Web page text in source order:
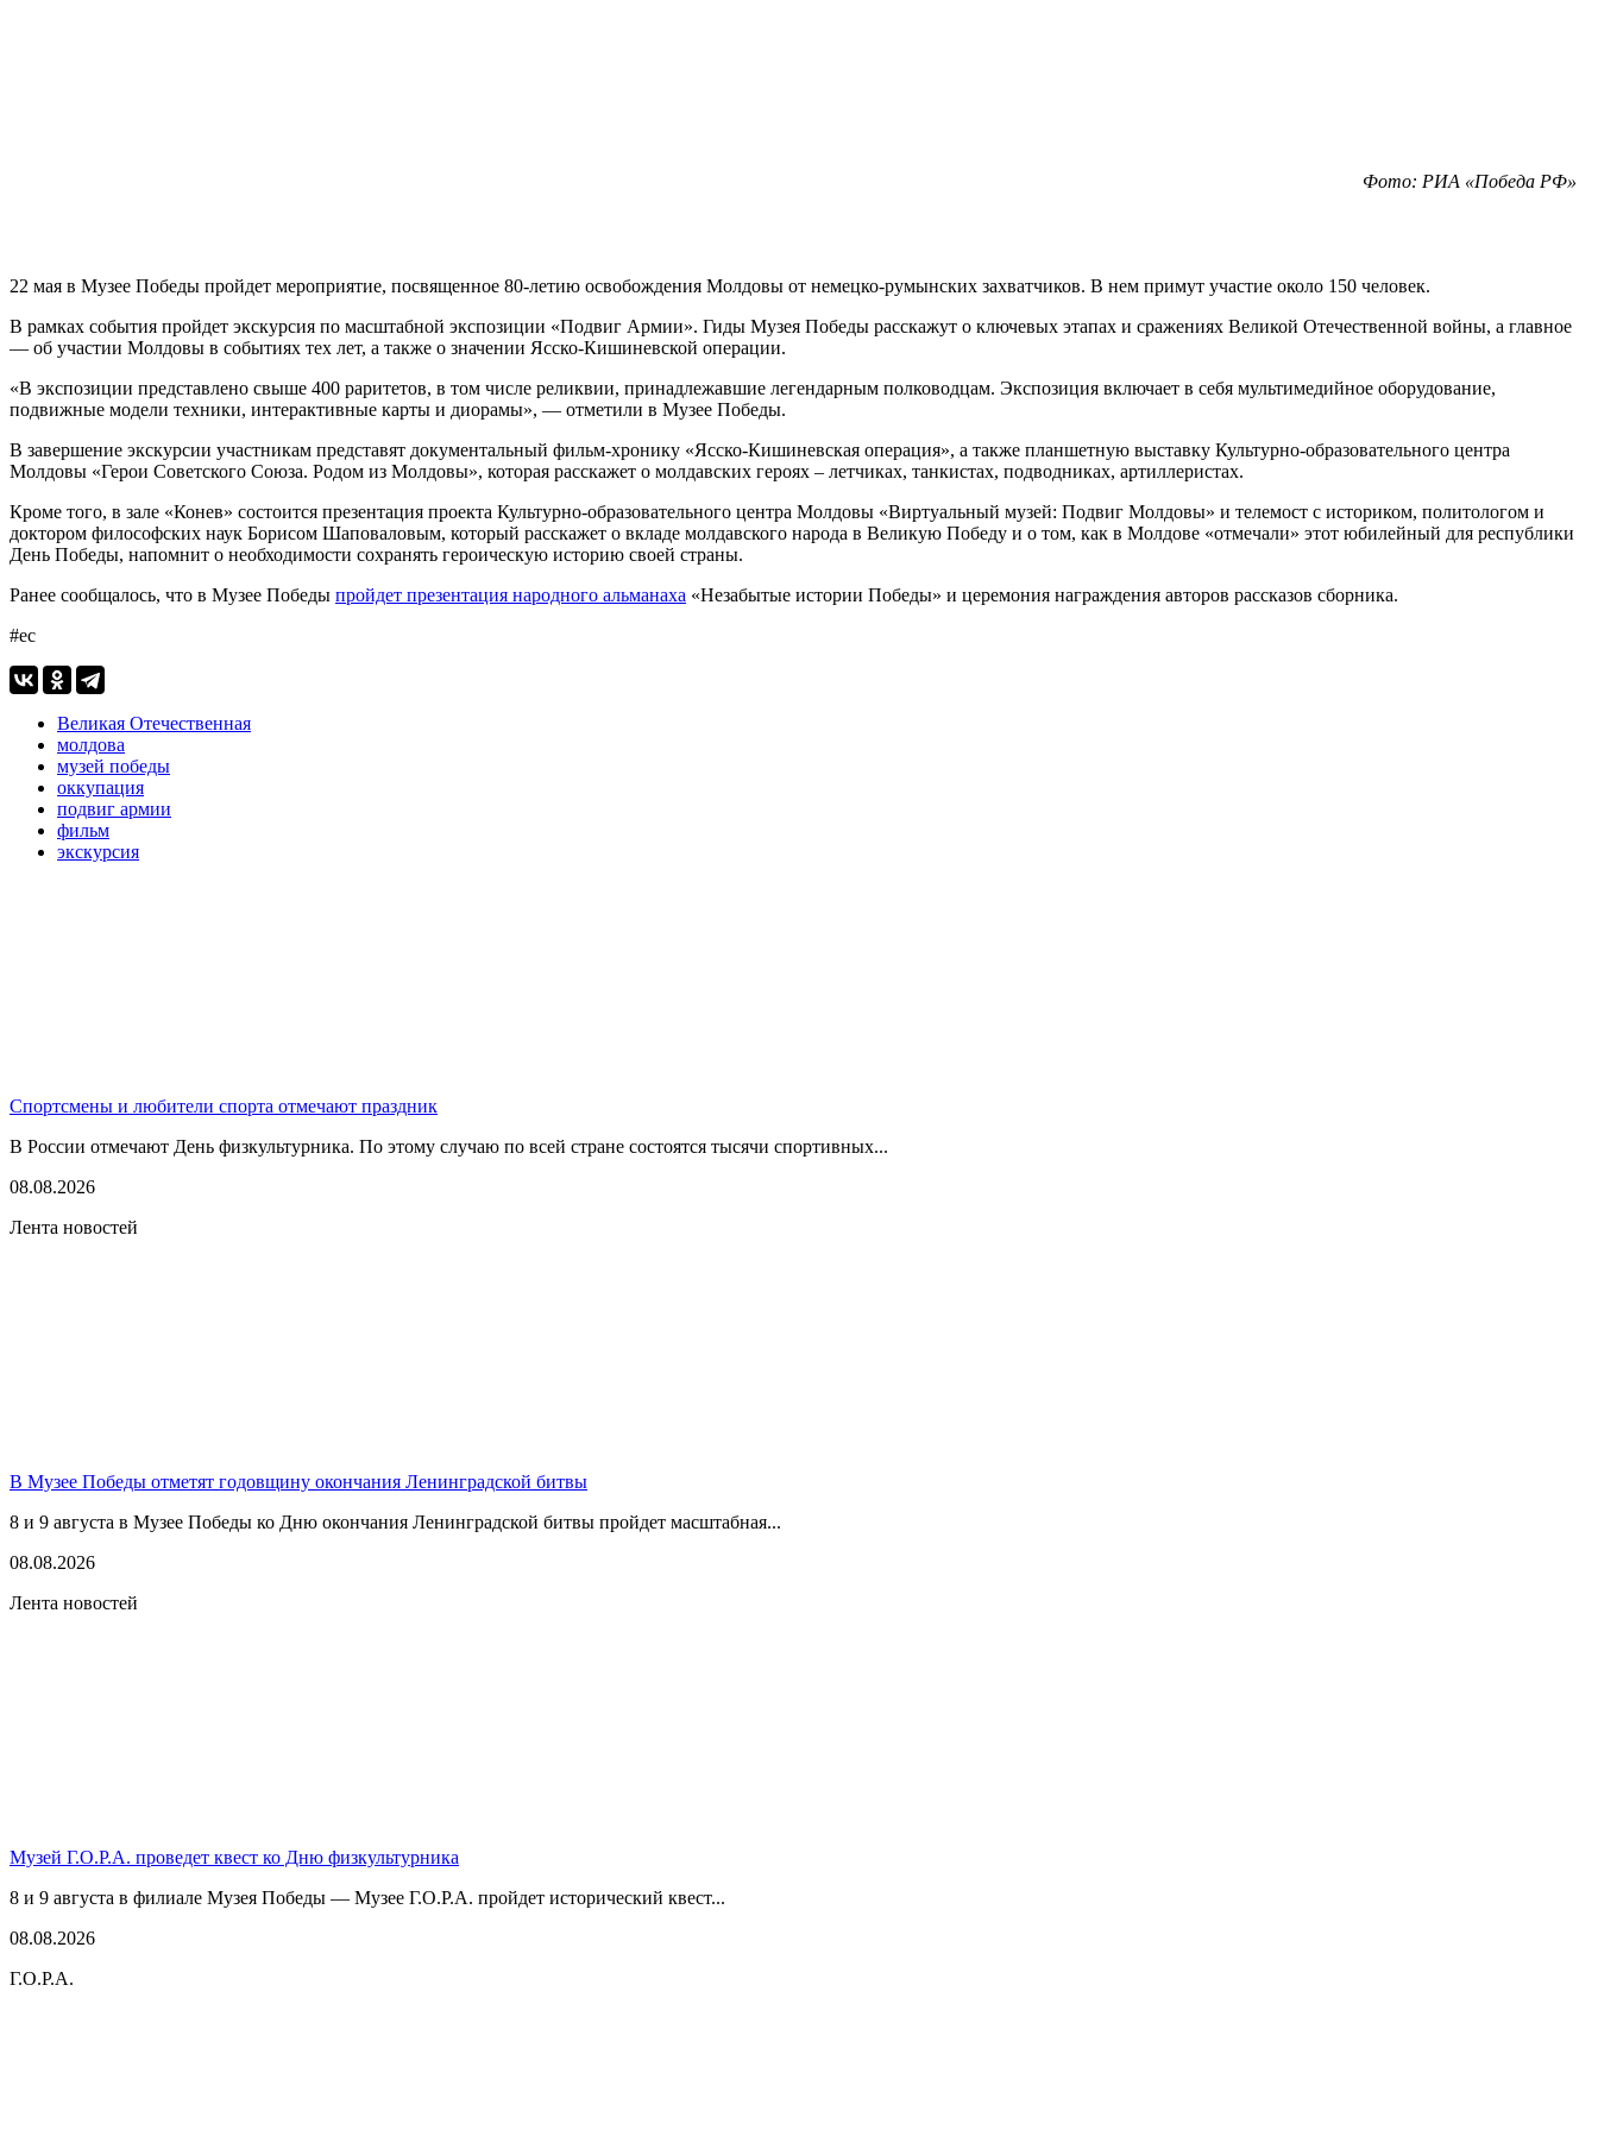
Фото: РИА «Победа РФ»
22 мая в Музее Победы пройдет мероприятие, посвященное 80-летию освобождения Молдовы от немецко-румынских захватчиков. В нем примут участие около 150 человек.
В рамках события пройдет экскурсия по масштабной экспозиции «Подвиг Армии». Гиды Музея Победы расскажут о ключевых этапах и сражениях Великой Отечественной войны, а главное
— об участии Молдовы в событиях тех лет, а также о значении Ясско-Кишиневской операции.
«В экспозиции представлено свыше 400 раритетов, в том числе реликвии, принадлежавшие легендарным полководцам. Экспозиция включает в себя мультимедийное оборудование,
подвижные модели техники, интерактивные карты и диорамы», — отметили в Музее Победы.
В завершение экскурсии участникам представят документальный фильм-хронику «Ясско-Кишиневская операция», а также планшетную выставку Культурно-образовательного центра
Молдовы «Герои Советского Союза. Родом из Молдовы», которая расскажет о молдавских героях – летчиках, танкистах, подводниках, артиллеристах.
Кроме того, в зале «Конев» состоится презентация проекта Культурно-образовательного центра Молдовы «Виртуальный музей: Подвиг Молдовы» и телемост с историком, политологом и
доктором философских наук Борисом Шаповаловым, который расскажет о вкладе молдавского народа в Великую Победу и о том, как в Молдове «отмечали» этот юбилейный для республики
День Победы, напомнит о необходимости сохранять героическую историю своей страны.
Ранее сообщалось, что в Музее Победы пройдет презентация народного альманаха «Незабытые истории Победы» и церемония награждения авторов рассказов сборника.
#ес
Великая Отечественная
молдова
музей победы
оккупация
подвиг армии
фильм
экскурсия
Спортсмены и любители спорта отмечают праздник
В России отмечают День физкультурника. По этому случаю по всей стране состоятся тысячи спортивных...
08.08.2026
Лента новостей
В Музее Победы отметят годовщину окончания Ленинградской битвы
8 и 9 августа в Музее Победы ко Дню окончания Ленинградской битвы пройдет масштабная...
08.08.2026
Лента новостей
Музей Г.О.Р.А. проведет квест ко Дню физкультурника
8 и 9 августа в филиале Музея Победы — Музее Г.О.Р.А. пройдет исторический квест...
08.08.2026
Г.О.Р.А.